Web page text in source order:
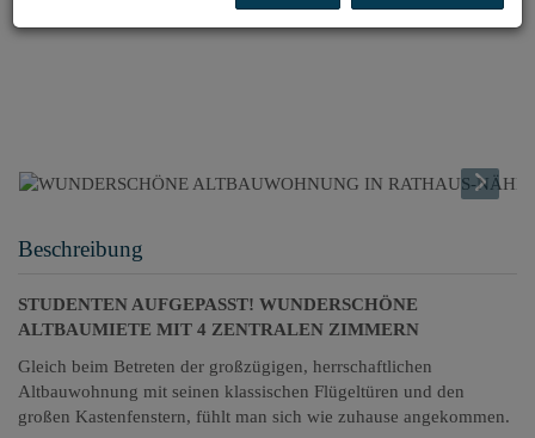
Beschreibung
STUDENTEN AUFGEPASST! WUNDERSCHÖNE
ALTBAUMIETE MIT 4 ZENTRALEN ZIMMERN
Gleich beim Betreten der großzügigen, herrschaftlichen
Altbauwohnung mit seinen klassischen Flügeltüren und den
großen Kastenfenstern, fühlt man sich wie zuhause angekommen.